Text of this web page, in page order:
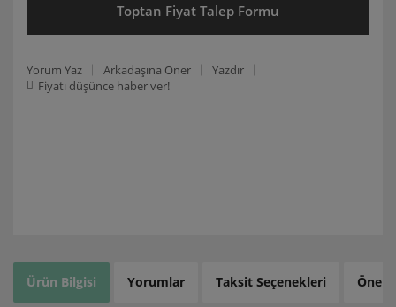
Toptan Fiyat Talep Formu
Yorum Yaz Arkadaşına Öner
Yazdır
Fiyatı düşünce haber ver!
Ürün Bilgisi Yorumlar Taksit Seçenekleri